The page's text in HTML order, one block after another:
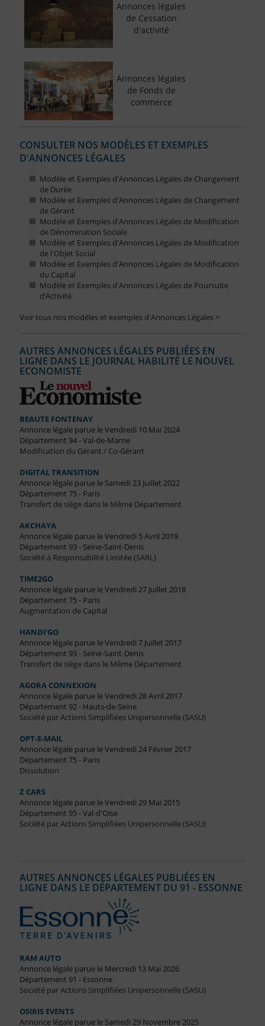
Annonces légales
de Cessation
d'activité
Annonces légales
de Fonds de
commerce
CONSULTER NOS MODÈLES ET EXEMPLES
D'ANNONCES LÉGALES
Modèle et Exemples d'Annonces Légales de Changement
de Durée
Modèle et Exemples d'Annonces Légales de Changement
de Gérant
Modèle et Exemples d'Annonces Légales de Modification
de Dénomination Sociale
Modèle et Exemples d'Annonces Légales de Modification
de l'Objet Social
Modèle et Exemples d'Annonces Légales de Modification
du Capital
Modèle et Exemples d'Annonces Légales de Poursuite
d’Activité
Voir tous nos modèles et exemples d'Annonces Légales >
AUTRES ANNONCES LÉGALES PUBLIÉES EN
LIGNE DANS LE JOURNAL HABILITÉ LE NOUVEL
ECONOMISTE
BEAUTE FONTENAY
Annonce légale parue le Vendredi 10 Mai 2024
Département 94 - Val-de-Marne
Modification du Gérant / Co-Gérant
DIGITAL TRANSITION
Annonce légale parue le Samedi 23 Juillet 2022
Département 75 - Paris
Transfert de siège dans le Même Département
AKCHAYA
Annonce légale parue le Vendredi 5 Avril 2019
Département 93 - Seine-Saint-Denis
Société à Responsabilité Limitée (SARL)
TIME2GO
Annonce légale parue le Vendredi 27 Juillet 2018
Département 75 - Paris
Augmentation de Capital
HANDI'GO
Annonce légale parue le Vendredi 7 Juillet 2017
Département 93 - Seine-Saint-Denis
Transfert de siège dans le Même Département
AGORA CONNEXION
Annonce légale parue le Vendredi 28 Avril 2017
Département 92 - Hauts-de-Seine
Société par Actions Simplifiées Unipersonnelle (SASU)
OPT-E-MAIL
Annonce légale parue le Vendredi 24 Février 2017
Département 75 - Paris
Dissolution
Z CARS
Annonce légale parue le Vendredi 29 Mai 2015
Département 95 - Val-d'Oise
Société par Actions Simplifiées Unipersonnelle (SASU)
AUTRES ANNONCES LÉGALES PUBLIÉES EN
LIGNE DANS LE DÉPARTEMENT DU 91 - ESSONNE
RAM AUTO
Annonce légale parue le Mercredi 13 Mai 2026
Département 91 - Essonne
Société par Actions Simplifiées Unipersonnelle (SASU)
OSIRIS EVENTS
Annonce légale parue le Samedi 29 Novembre 2025